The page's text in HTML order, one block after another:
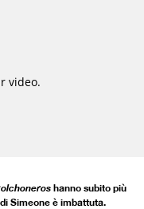
hanno subito più
Simeone è imbattuta.